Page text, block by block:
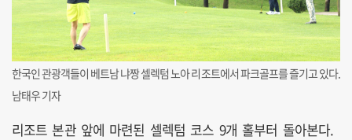
한국인 관광객들이 베트남 냐짱 셀렉텀 노아 리조트에서 파크골프를 즐기고 있다.
남태우 기자
리조트 본관 앞에 마련된 셀렉텀 코스 9개 홀부터 돌아본다.